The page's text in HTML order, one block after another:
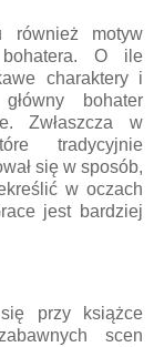
również motyw
bohatera. O ile
charaktery i
bohater
Zwłaszcza w
tradycyjnie
się w sposób,
w oczach
jest bardziej
się przy książce
scen